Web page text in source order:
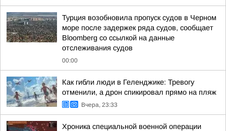
Турция возобновила пропуск судов в Черном
море после задержек ряда судов, сообщает
Bloomberg со ссылкой на данные
отслеживания судов
00:00
Как гибли люди в Геленджике: Тревогу
отменили, а дрон спикировал прямо на пляж
Вчера, 23:33
Хроника специальной военной операции